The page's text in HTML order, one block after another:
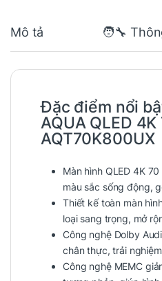
Mô tả 🧑‍🔧
Đặc điểm nổi
AQUA QLED
AQT70K800UX
Màn hình QLED 4K
màu sắc sống động,
Thiết kế toàn màn
loại sang trọng, mở
Công nghệ Dolby
chân thực, trải
Công nghệ MEMC